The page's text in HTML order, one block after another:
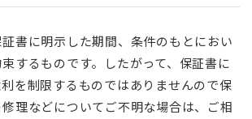
書に明示した期間、条件のもとにおい
するものです。したがって、保証書に
を制限するものではありませんので保
理などについてご不明な場合は、ご相